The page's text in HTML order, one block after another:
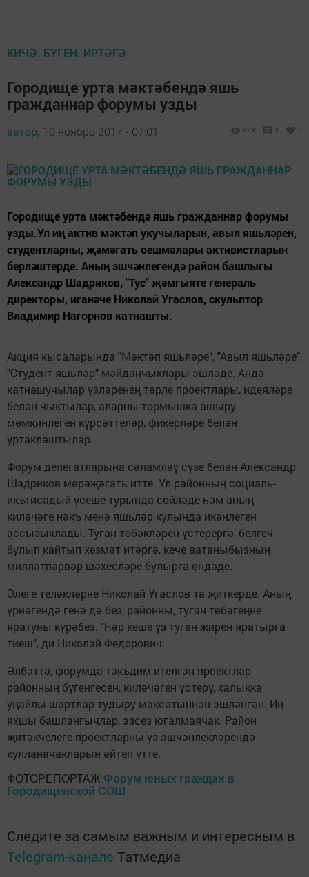
КИЧӘ. БҮГЕН. ИРТӘГӘ
Городище урта мәктәбендә яшь
гражданнар форумы узды
автор, 10 ноябрь 2017 - 07:01 929 0 0
Городище урта мәктәбендә яшь гражданнар форумы
узды.Ул иң актив мәктәп укучыларын, авыл яшьләрен,
студентларны, җәмәгать оешмалары активистларын
берләштерде. Аның эшчәнлегендә район башлыгы
Александр Шадриков, "Тус" җәмгыяте генераль
директоры, иганәче Николай Угаслов, скульптор
Владимир Нагорнов катнашты.
Акция кысаларында "Мәктәп яшьләре", "Авыл яшьләре",
"Студент яшьләр" мәйданчыклары эшләде. Анда
катнашучылар үзләренең төрле проектлары, идеяләре
белән чыктылар, аларны тормышка ашыру
мөмкинлеген күрсәттеләр, фикерләре белән
уртаклаштылар.
Форум делегатларына сәламләү сүзе белән Александр
Шадриков мөрәҗәгать итте. Ул районның социаль-
икътисадый үсеше турында сөйләде һәм аның
киләчәге нәкъ менә яшьләр кулында икәнлеген
ассызыклады. Туган төбәкләрен үстерергә, белгеч
булып кайтып хезмәт итәргә, кече ватаныбызның
милләтпәрвәр шәхесләре булырга өндәде.
Әлеге теләкләрне Николай Угаслов та җиткерде. Аның
үрнәгендә генә дә без, районны, туган төбәгеңне
яратуны күрәбез. "Һәр кеше үз туган җирен яратырга
тиеш", ди Николай Федорович.
Әлбәттә, форумда тәкъдим ителгән проектлар
районның бүгенгесен, киләчәген үстерү, халыкка
уңайлы шартлар тудыру максатыннан эшләнгән. Иң
яхшы башлангычлар, эзсез югалмаячак. Район
җитәкчелеге проектларны үз эшчәнлекләрендә
кулланачакларын әйтеп үтте.
ФОТОРЕПОРТАЖ Форум юных граждан в
Городищенской СОШ
Следите за самым важным и интересным в
Telegram-канале Татмедиа